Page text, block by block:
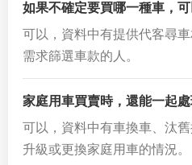
如果不確定要買哪一種車，
可以，資料中有提供代客尋
需求篩選車款的人。
家庭用車買賣時，還能一起
可以，資料中有車換車、汰
升級或更換家庭用車的情況。